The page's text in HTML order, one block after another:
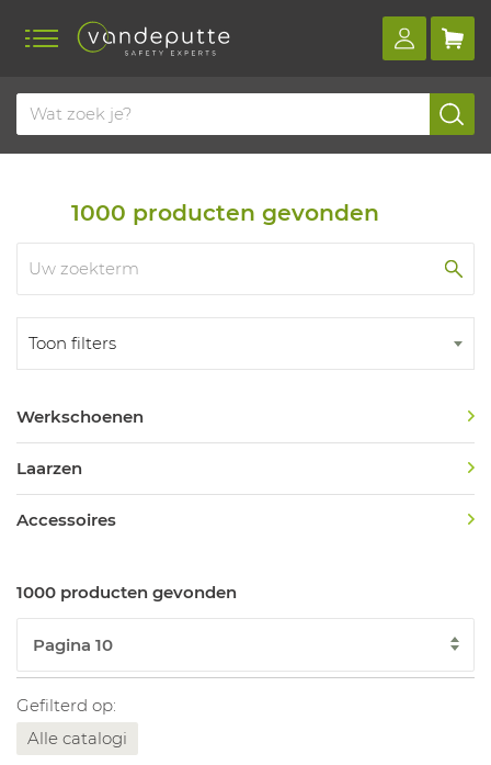
Home Productoverzicht
Veiligheidsschoenen
1000 producten gevonden
Toon filters
Werkschoenen
Laarzen
Accessoires
1000 producten gevonden
Gefilterd op:
Alle catalogi